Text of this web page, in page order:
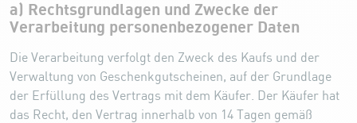
a) Rechtsgrundlagen und Zwecke der
Verarbeitung personenbezogener Daten
Die Verarbeitung verfolgt den Zweck des Kaufs und der
Verwaltung von Geschenkgutscheinen, auf der Grundlage
der Erfüllung des Vertrags mit dem Käufer. Der Käufer hat
das Recht, den Vertrag innerhalb von 14 Tagen gemäß